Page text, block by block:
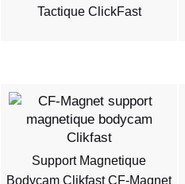
Tactique ClickFast
Support Magnetique
Bodycam Clikfast CF-Magnet